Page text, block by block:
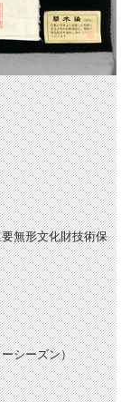
無形文化財技術保
シーズン）